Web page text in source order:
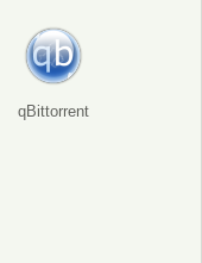
qBittorrent